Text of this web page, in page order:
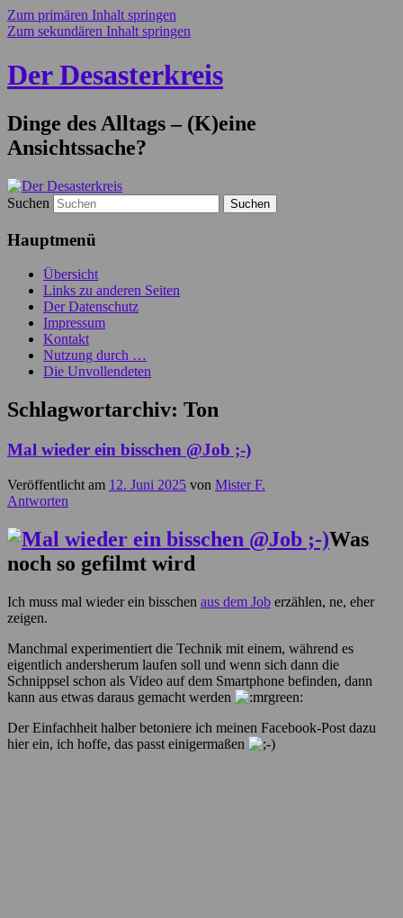
Zum primären Inhalt springen
Zum sekundären Inhalt springen
Der Desasterkreis
Dinge des Alltags – (K)eine
Ansichtssache?
Suchen
Hauptmenü
Übersicht
Links zu anderen Seiten
Der Datenschutz
Impressum
Kontakt
Nutzung durch …
Die Unvollendeten
Schlagwortarchiv: Ton
Mal wieder ein bisschen @Job ;-)
Veröffentlicht am 12. Juni 2025 von Mister F.
Antworten
Was
noch so gefilmt wird
Ich muss mal wieder ein bisschen aus dem Job erzählen, ne, eher
zeigen.
Manchmal experimentiert die Technik mit einem, während es
eigentlich andersherum laufen soll und wenn sich dann die
Schnippsel schon als Video auf dem Smartphone befinden, dann
kann aus etwas daraus gemacht werden
Der Einfachheit halber betoniere ich meinen Facebook-Post dazu
hier ein, ich hoffe, das passt einigermaßen